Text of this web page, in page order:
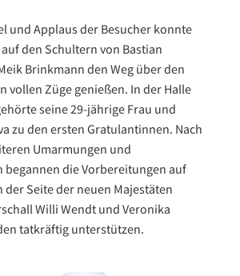
und Applaus der Besucher konnte
den Schultern von Bastian
Brinkmann den Weg über den
vollen Züge genießen. In der Halle
seine 29-jährige Frau und
zu den ersten Gratulantinnen. Nach
Umarmungen und
begannen die Vorbereitungen auf
der Seite der neuen Majestäten
Willi Wendt und Veronika
tatkräftig unterstützen.